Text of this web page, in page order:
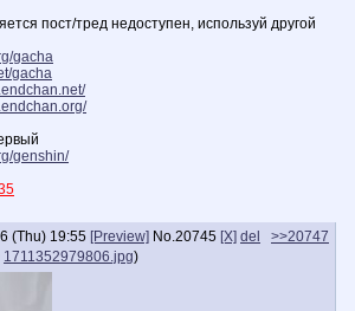
пост/тред недоступен, используй другой
gacha
gacha
genshin/
(Thu) 19:55 [Preview] No.20745 [X] del
>>20747
1711352979806.jpg)